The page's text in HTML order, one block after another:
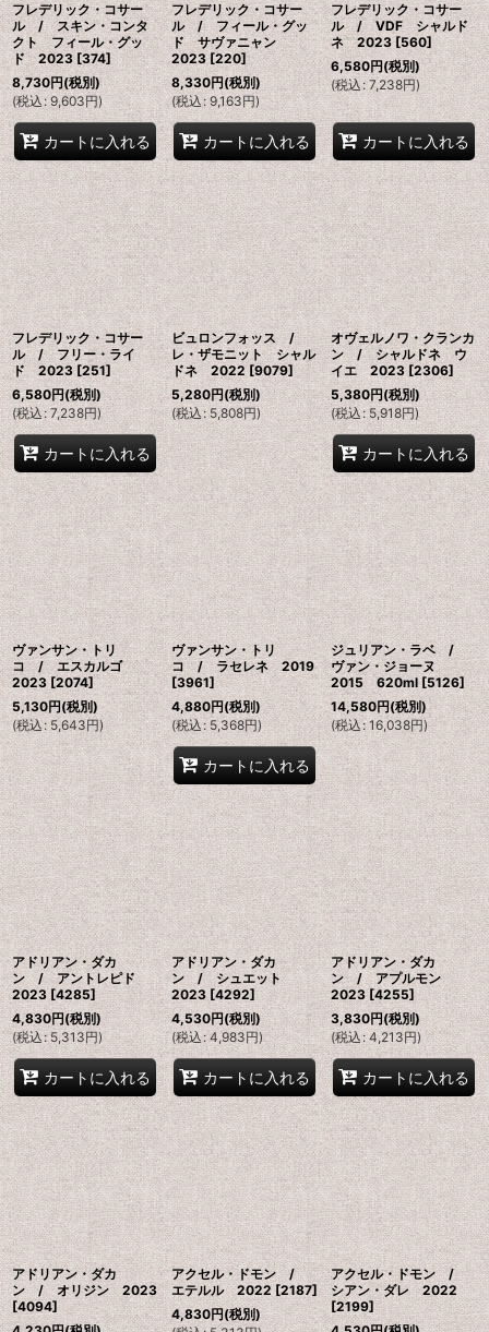
フレデリック・コサー
ル / スキン・コンタ
クト フィール・グッ
ド 2023 [374]
8,730円(税別)
(税込: 9,603円)
カートに入れる
フレデリック・コサー
ル / フィール・グッ
ド サヴァニャン
2023 [220]
8,330円(税別)
(税込: 9,163円)
カートに入れる
フレデリック・コサー
ル / VDF シャルド
ネ 2023 [560]
6,580円(税別)
(税込 : 7,238円)
カートに入れる
フレデリック・コサー
ル / フリー・ライ
ド 2023 [251]
6,580円(税別)
(税込 : 7,238円)
カートに入れる
ビュロンフォッス /
レ・ザモニット シャル
ドネ 2022 [9079]
5,280円(税別)
(税込: 5,808円)
オヴェルノワ・クランカ
ン / シャルドネ ウ
イエ 2023 [2306]
5,380円(税別)
(税込 : 5,918円)
カートに入れる
ヴァンサン・トリ
コ / エスカルゴ
2023 [2074]
5,130円(税別)
(税込 : 5,643円)
ヴァンサン・トリ
コ / ラセレネ 2019
[3961]
4,880円(税別)
(税込: 5,368円)
カートに入れる
ジュリアン・ラベ /
ヴァン・ジョーヌ
2015 620ml [5126]
14,580円(税別)
(税込 : 16,038円)
アドリアン・ダカ
ン / アントレピド
2023 [4285]
4,830円(税別)
(税込 : 5,313円)
カートに入れる
アドリアン・ダカ
ン / シュエット
2023 [4292]
4,530円(税別)
(税込 : 4,983円)
カートに入れる
アドリアン・ダカ
ン / アプルモン
2023 [4255]
3,830円(税別)
(税込: 4,213円)
カートに入れる
アドリアン・ダカ
ン / オリジン 2023
[4094]
アクセル・ドモン /
エテルル 2022 [2187]
4,830円(税別)
アクセル・ドモン /
シアン・ダレ 2022
[2199]